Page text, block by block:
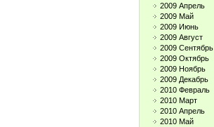
2009 Апрель
2009 Май
2009 Июнь
2009 Август
2009 Сентябрь
2009 Октябрь
2009 Ноябрь
2009 Декабрь
2010 Февраль
2010 Март
2010 Апрель
2010 Май